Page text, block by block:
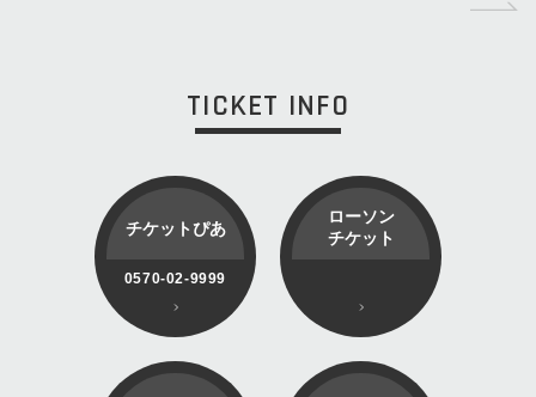
TICKET INFO
チケットぴあ
0570-02-9999
ローソン
チケット